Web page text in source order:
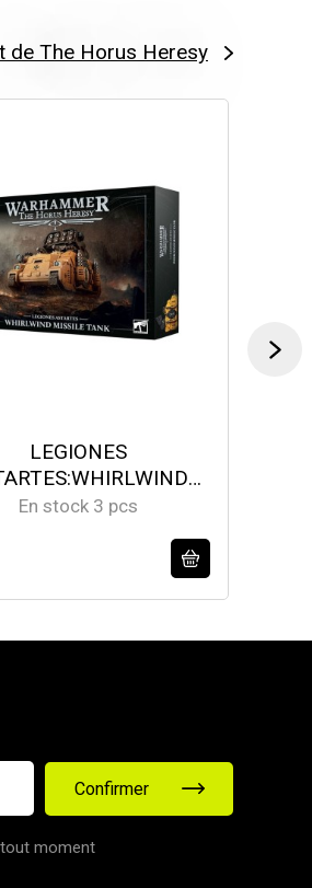
de The Horus Heresy
LEGIONES
MISSILE TANK
En stock 3 pcs
Confirmer
moment